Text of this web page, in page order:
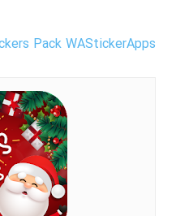
Pack WAStickerApps